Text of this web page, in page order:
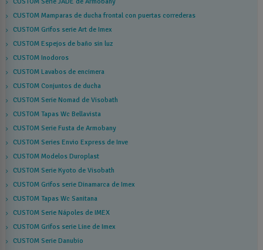
CUSTOM Mamparas de ducha frontal con puertas correderas
CUSTOM Grifos serie Art de Imex
CUSTOM Espejos de baño sin luz
CUSTOM Inodoros
CUSTOM Lavabos de encimera
CUSTOM Conjuntos de ducha
CUSTOM Serie Nomad de Visobath
CUSTOM Tapas Wc Bellavista
CUSTOM Serie Fusta de Armobany
CUSTOM Series Envio Express de Inve
CUSTOM Modelos Duroplast
CUSTOM Serie Kyoto de Visobath
CUSTOM Grifos serie Dinamarca de Imex
CUSTOM Tapas Wc Sanitana
CUSTOM Serie Nápoles de IMEX
CUSTOM Grifos serie Line de Imex
CUSTOM Serie Danubio